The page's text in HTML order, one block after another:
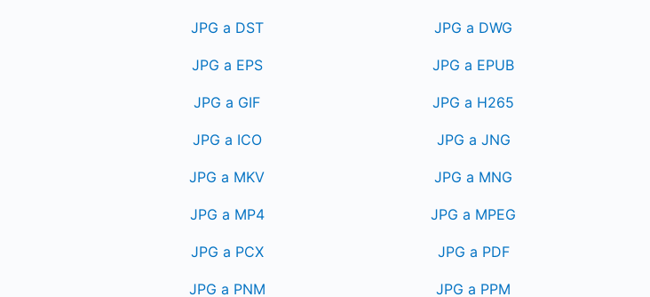
JPG a DST JPG a DWG
JPG a EPS JPG a EPUB
JPG a GIF JPG a H265
JPG a ICO JPG a JNG
JPG a MKV JPG a MNG
JPG a MP4 JPG a MPEG
JPG a PCX JPG a PDF
JPG a PNM JPG a PPM